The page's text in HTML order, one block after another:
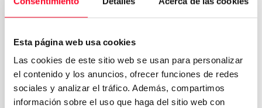
Esta página web usa cookies
Las cookies de este sitio web se usan para personalizar
el contenido y los anuncios, ofrecer funciones de redes
sociales y analizar el tráfico. Además, compartimos
información sobre el uso que haga del sitio web con